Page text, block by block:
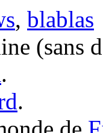
, blablas
(sans
.
.